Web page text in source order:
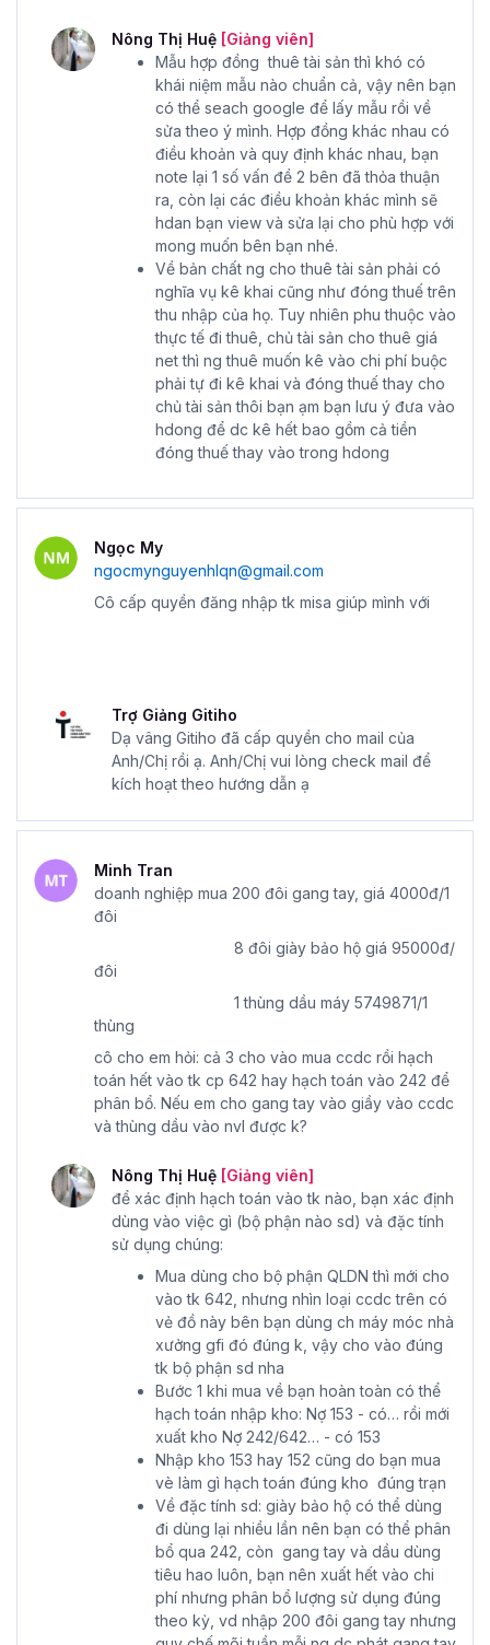
Nông Thị Huệ [Giảng viên]
Mẫu hợp đồng thuê tài sản thì khó có
khái niệm mẫu nào chuẩn cả, vậy nên bạn
có thể seach google để lấy mẫu rồi về
sửa theo ý mình. Hợp đồng khác nhau có
điều khoản và quy định khác nhau, bạn
note lại 1 số vấn đề 2 bên đã thỏa thuận
ra, còn lại các điều khoản khác mình sẽ
hdan bạn view và sửa lại cho phù hợp với
mong muốn bên bạn nhé.
Về bản chất ng cho thuê tài sản phải có
nghĩa vụ kê khai cũng như đóng thuế trên
thu nhập của họ. Tuy nhiên phu thuộc vào
thực tế đi thuê, chủ tài sản cho thuê giá
net thì ng thuê muốn kê vào chi phí buộc
phải tự đi kê khai và đóng thuế thay cho
chủ tài sản thôi bạn ạm bạn lưu ý đưa vào
hdong để dc kê hết bao gồm cả tiền
đóng thuế thay vào trong hdong
Ngọc My
ngocmynguyenhlqn@gmail.com
Cô cấp quyền đăng nhập tk misa giúp mình với
Trợ Giảng Gitiho
Dạ vâng Gitiho đã cấp quyền cho mail của
Anh/Chị rồi ạ. Anh/Chị vui lòng check mail để
kích hoạt theo hướng dẫn ạ
Minh Tran
doanh nghiệp mua 200 đôi gang tay, giá 4000đ/1
đôi
8 đôi giày bảo hộ giá 95000đ/
đôi
1 thùng dầu máy 5749871/1
thùng
cô cho em hỏi: cả 3 cho vào mua ccdc rồi hạch
toán hết vào tk cp 642 hay hạch toán vào 242 để
phân bổ. Nếu em cho gang tay vào giầy vào ccdc
và thùng dầu vào nvl được k?
Nông Thị Huệ [Giảng viên]
để xác định hạch toán vào tk nào, bạn xác định
dùng vào việc gì (bộ phận nào sd) và đặc tính
sử dụng chúng:
Mua dùng cho bộ phận QLDN thì mới cho
vào tk 642, nhưng nhìn loại ccdc trên có
vẻ đồ này bên bạn dùng ch máy móc nhà
xưởng gfi đó đúng k, vậy cho vào đúng
tk bộ phận sd nha
Bước 1 khi mua về bạn hoàn toàn có thể
hạch toán nhập kho: Nợ 153 - có… rồi mới
xuất kho Nợ 242/642… - có 153
Nhập kho 153 hay 152 cũng do bạn mua
vè làm gì hạch toán đúng kho đúng trạn
Về đặc tính sd: giày bảo hộ có thể dùng
đi dùng lại nhiều lần nên bạn có thể phân
bổ qua 242, còn gang tay và dầu dùng
tiêu hao luôn, bạn nên xuất hết vào chi
phí nhưng phân bổ lượng sử dụng đúng
theo kỳ, vd nhập 200 đôi gang tay nhưng